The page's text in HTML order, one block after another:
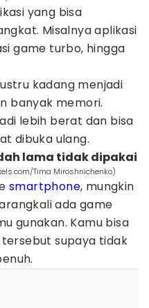
yang bisa
Misalnya aplikasi
game turbo, hingga
kadang menjadi
banyak memori.
lebih berat dan bisa
dibuka ulang.
lama tidak dipakai
Tima Miroshnichenko)
smartphone, mungkin
ada game
gunakan. Kamu bisa
supaya tidak